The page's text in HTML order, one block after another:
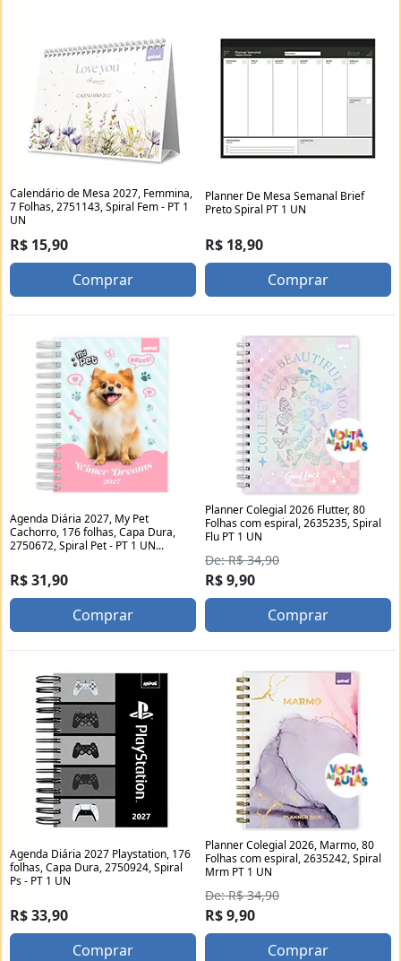
Calendário de Mesa 2027, Femmina,
7 Folhas, 2751143, Spiral Fem - PT 1
UN
R$ 15,90
Comprar
Planner De Mesa Semanal Brief
Preto Spiral PT 1 UN
R$ 18,90
Comprar
Agenda Diária 2027, My Pet
Cachorro, 176 folhas, Capa Dura,
2750672, Spiral Pet - PT 1 UN...
R$ 31,90
Comprar
Planner Colegial 2026 Flutter, 80
Folhas com espiral, 2635235, Spiral
Flu PT 1 UN
De: R$ 34,90
R$ 9,90
Comprar
Agenda Diária 2027 Playstation, 176
folhas, Capa Dura, 2750924, Spiral
Ps - PT 1 UN
R$ 33,90
Comprar
Planner Colegial 2026, Marmo, 80
Folhas com espiral, 2635242, Spiral
Mrm PT 1 UN
De: R$ 34,90
R$ 9,90
Comprar